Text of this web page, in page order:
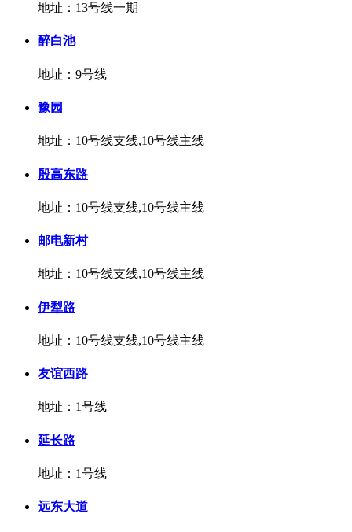
地址：13号线一期
醉白池
地址：9号线
豫园
地址：10号线支线,10号线主线
殷高东路
地址：10号线支线,10号线主线
邮电新村
地址：10号线支线,10号线主线
伊犁路
地址：10号线支线,10号线主线
友谊西路
地址：1号线
延长路
地址：1号线
远东大道